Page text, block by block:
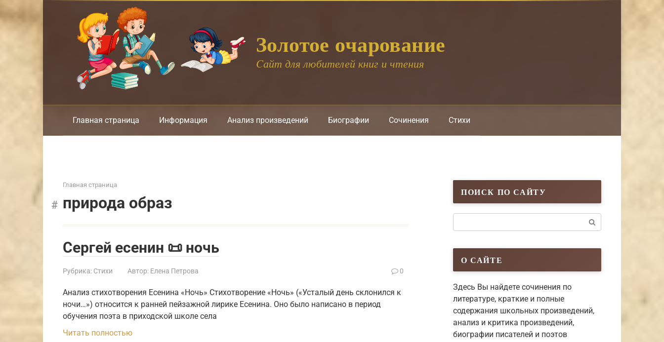
к
Золотое очарование
Cайт для любителей книг и чтения
Главная страница Информация Анализ произведений Биографии Сочинения Стихи
Главная страница
природа образ
Сергей есенин 📜 ночь
Рубрика: Стихи Автор: Елена Петрова 0
Анализ стихотворения Есенина «Ночь» Стихотворение «Ночь» («Усталый день склонился к
ночи…») относится к ранней пейзажной лирике Есенина. Оно было написано в период
обучения поэта в приходской школе села
Читать полностью
ПОИСК ПО САЙТУ
О САЙТЕ
Здесь Вы найдете сочинения по
литературе, краткие и полные
содержания школьных произведений,
анализ и критика произведений,
биографии писателей и поэтов